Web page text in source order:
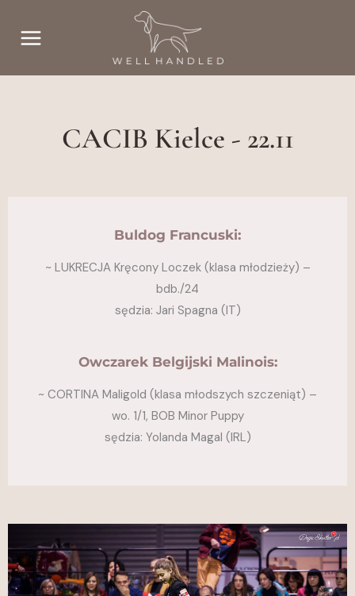
CACIB Kielce - 22.11
Buldog Francuski:
~ LUKRECJA Kręcony Loczek (klasa młodzieży) –
bdb./24
sędzia: Jari Spagna (IT)
Owczarek Belgijski Malinois:
~ CORTINA Maligold (klasa młodszych szczeniąt) –
wo. 1/1, BOB Minor Puppy
sędzia: Yolanda Magal (IRL)